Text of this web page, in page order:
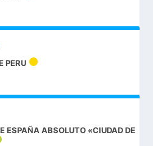
PERU
ESPAÑA ABSOLUTO «CIUDAD DE